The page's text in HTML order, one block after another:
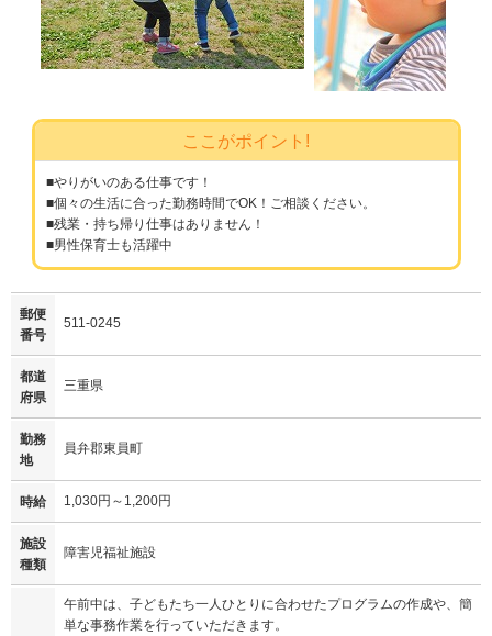
ここがポイント!
■やりがいのある仕事です！
■個々の生活に合った勤務時間でOK！ご相談ください。
■残業・持ち帰り仕事はありません！
■男性保育士も活躍中
郵便
番号
511-0245
都道
府県
三重県
勤務
地
員弁郡東員町
時給 1,030円～1,200円
施設
種類
障害児福祉施設
午前中は、子どもたち一人ひとりに合わせたプログラムの作成や、簡
単な事務作業を行っていただきます。